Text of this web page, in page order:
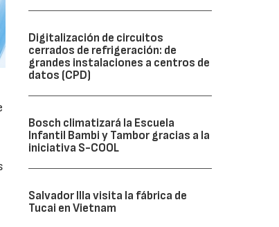
Digitalización de circuitos
cerrados de refrigeración: de
grandes instalaciones a centros de
datos (CPD)
Bosch climatizará la Escuela
Infantil Bambi y Tambor gracias a la
iniciativa S-COOL
Salvador Illa visita la fábrica de
Tucai en Vietnam